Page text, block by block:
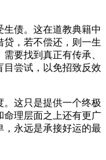
生债。这在道教典籍中
，若不偿还，则一生
要找到真正有传承、
尝试，以免招致反效
这只是提供一个终极
命理层面之上还有更广
，永远是承接好运的最